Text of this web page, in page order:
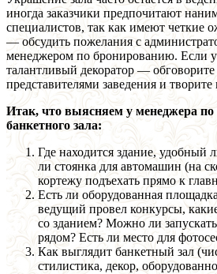
иногда заказчики предпочитают
специалистов, так как имеют четкие
— обсудить пожелания с
менеджером по бронированию. Если у
талантливый декоратор —
представителями заведения и творите
Итак, что выясняем у менеджера
банкетного зала:
Где находится здание, удобный
ли стоянка для автомашин (на
кортежу подъехать прямо к
Есть ли оборудованная
ведущий провел конкурсы,
со зданием? Можно ли
рядом? Есть ли место для
Как выглядит банкетный зал
стилистика, декор,